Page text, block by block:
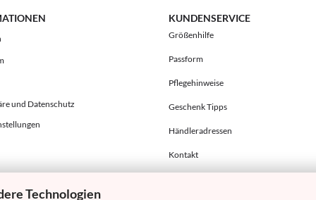
Technologien
und Datenschutz
KUNDENSERVICE
Größenhilfe
Passform
Pflegehinweise
Geschenk Tipps
Händleradressen
Kontakt